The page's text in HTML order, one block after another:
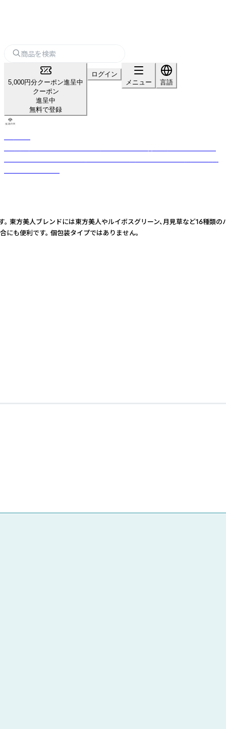
5,000円分クーポン進呈中
クーポン
進呈中
無料で登録
ログイン
メニュー
言語
美人ブレンドには東方美人やルイボスグリーン、月見草など16種
も便利です。 個包装タイプではありません。